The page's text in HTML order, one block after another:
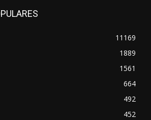
11169
1889
1561
664
492
452